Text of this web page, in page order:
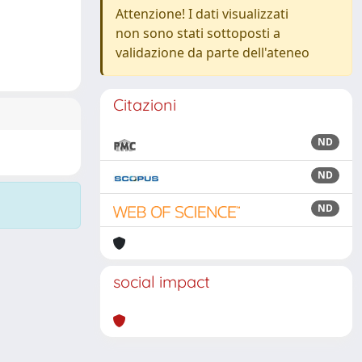
Attenzione! I dati visualizzati
non sono stati sottoposti a
validazione da parte dell'ateneo
Citazioni
ND
ND
ND
social impact